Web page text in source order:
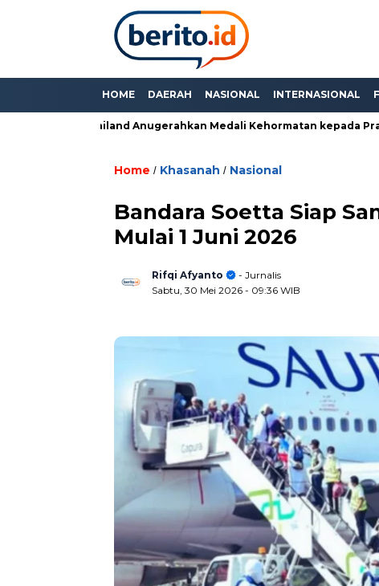
HOME DAERAH NASIONAL INTERNASIONAL
PM Thailand Anugerahkan Medali Kehormatan kepada Prabowo
Home / Khasanah / Nasional
Bandara Soetta Siap
Mulai 1 Juni 2026
Rifqi Afyanto
- Jurnalis
Sabtu, 30 Mei 2026 - 09:36 WIB